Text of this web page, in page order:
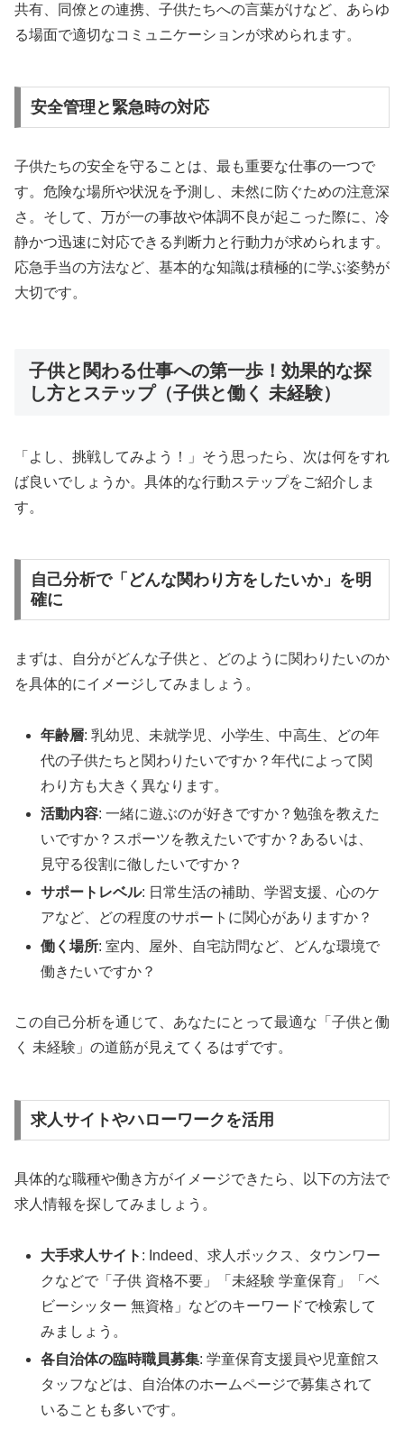
共有、同僚との連携、子供たちへの言葉がけなど、あらゆ
る場面で適切なコミュニケーションが求められます。
安全管理と緊急時の対応
子供たちの安全を守ることは、最も重要な仕事の一つで
す。危険な場所や状況を予測し、未然に防ぐための注意深
さ。そして、万が一の事故や体調不良が起こった際に、冷
静かつ迅速に対応できる判断力と行動力が求められます。
応急手当の方法など、基本的な知識は積極的に学ぶ姿勢が
大切です。
子供と関わる仕事への第一歩！効果的な探
し方とステップ（子供と働く 未経験）
「よし、挑戦してみよう！」そう思ったら、次は何をすれ
ば良いでしょうか。具体的な行動ステップをご紹介しま
す。
自己分析で「どんな関わり方をしたいか」を明
確に
まずは、自分がどんな子供と、どのように関わりたいのか
を具体的にイメージしてみましょう。
年齢層: 乳幼児、未就学児、小学生、中高生、どの年
代の子供たちと関わりたいですか？年代によって関
わり方も大きく異なります。
活動内容: 一緒に遊ぶのが好きですか？勉強を教えた
いですか？スポーツを教えたいですか？あるいは、
見守る役割に徹したいですか？
サポートレベル: 日常生活の補助、学習支援、心のケ
アなど、どの程度のサポートに関心がありますか？
働く場所: 室内、屋外、自宅訪問など、どんな環境で
働きたいですか？
この自己分析を通じて、あなたにとって最適な「子供と働
く 未経験」の道筋が見えてくるはずです。
求人サイトやハローワークを活用
具体的な職種や働き方がイメージできたら、以下の方法で
求人情報を探してみましょう。
大手求人サイト : Indeed、求人ボックス、タウンワー
クなどで「子供 資格不要」「未経験 学童保育」「ベ
ビーシッター 無資格」などのキーワードで検索して
みましょう。
各自治体の臨時職員募集: 学童保育支援員や児童館ス
タッフなどは、自治体のホームページで募集されて
いることも多いです。